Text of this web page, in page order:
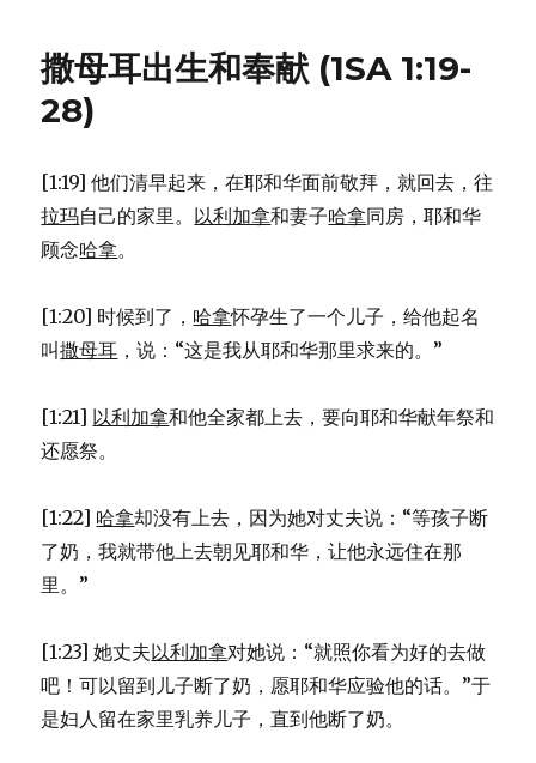
拿
眷
(1SA
撒母耳出生和奉献 (1SA 1:19-
28)
[1:19] 他们清早起来，在耶和华面前敬拜，就回去，往
拉玛自己的家里。 以利加拿和妻子哈拿同房，耶和华
顾念哈拿。
[1:20] 时候到了， 哈拿怀孕生了一个儿子，给他起名
叫撒母耳 ，说：“这是我从耶和华那里求来的。”
[1:21] 以利加拿和他全家都上去，要向耶和华献年祭和
还愿祭。
[1:22] 哈拿却没有上去，因为她对丈夫说：“等孩子断
了奶，我就带他上去朝见耶和华，让他永远住在那
里。”
[1:23] 她丈夫以利加拿对她说：“就照你看为好的去做
吧！可以留到儿子断了奶，愿耶和华应验他的话。”于
是妇人留在家里乳养儿子，直到他断了奶。